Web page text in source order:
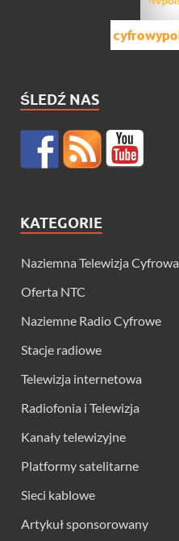
ŚLEDŹ NAS
KATEGORIE
Naziemna Telewizja Cyfrowa
Oferta NTC
Naziemne Radio Cyfrowe
Stacje radiowe
Telewizja internetowa
Radiofonia i Telewizja
Kanały telewizyjne
Platformy satelitarne
Sieci kablowe
Artykuł sponsorowany